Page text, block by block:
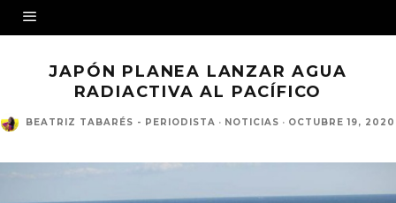
JAPÓN PLANEA LANZAR AGUA
RADIACTIVA AL PACÍFICO
BEATRIZ TABARÉS - PERIODISTA · NOTICIAS · OCTUBRE 19, 2020